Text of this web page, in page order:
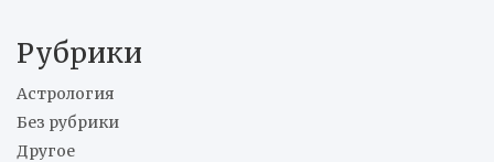
Рубрики
Астрология
Без рубрики
Другое